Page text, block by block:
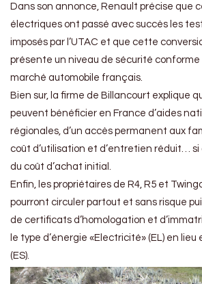
Dans son annonce, Renault précise que
électriques ont passé avec succès les
imposés par l’UTAC et que cette
présente un niveau de sécurité conforme
marché automobile français.
Bien sur, la firme de Billancourt explique
peuvent bénéficier en France d’aides
régionales, d’un accès permanent aux
coût d’utilisation et d’entretien réduit…
du coût d’achat initial.
Enfin, les propriétaires de R4, R5 et
pourront circuler partout et sans risque
de certificats d’homologation et
le type d’énergie «Electricité» (EL) en lieu
(ES).